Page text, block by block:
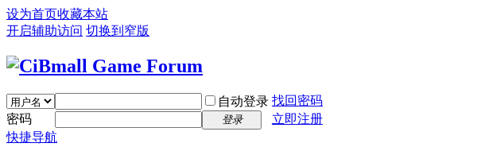
设为首页收藏本站
开启辅助访问 切换到窄版
自动登录 找回密码
密码
登录
立即注册
快捷导航